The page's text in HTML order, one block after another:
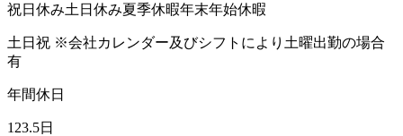
祝日休み土日休み夏季休暇年末年始休暇
土日祝 ※会社カレンダー及びシフトにより土曜出勤の場合
有
年間休日
123.5日